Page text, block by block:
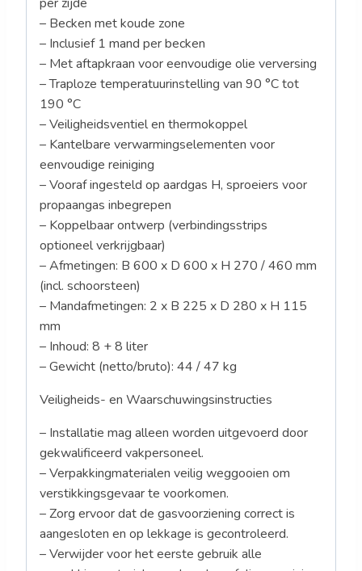
– Becken met koude zone
– Inclusief 1 mand per becken
– Met aftapkraan voor eenvoudige olie verversing
– Traploze temperatuurinstelling van 90 °C tot
190 °C
– Veiligheidsventiel en thermokoppel
– Kantelbare verwarmingselementen voor
eenvoudige reiniging
– Vooraf ingesteld op aardgas H, sproeiers voor
propaangas inbegrepen
– Koppelbaar ontwerp (verbindingsstrips
optioneel verkrijgbaar)
– Afmetingen: B 600 x D 600 x H 270 / 460 mm
(incl. schoorsteen)
– Mandafmetingen: 2 x B 225 x D 280 x H 115
mm
– Inhoud: 8 + 8 liter
– Gewicht (netto/bruto): 44 / 47 kg
Veiligheids- en Waarschuwingsinstructies
– Installatie mag alleen worden uitgevoerd door
gekwalificeerd vakpersoneel.
– Verpakkingmaterialen veilig weggooien om
verstikkingsgevaar te voorkomen.
– Zorg ervoor dat de gasvoorziening correct is
aangesloten en op lekkage is gecontroleerd.
– Verwijder voor het eerste gebruik alle